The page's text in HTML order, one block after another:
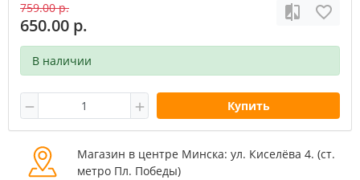
759.00 р.
650.00 р.
В наличии
Купить
Магазин в центре Минска: ул. Киселёва 4. (cт.
метро Пл. Победы)